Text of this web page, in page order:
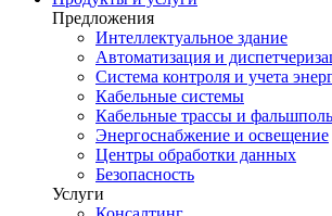
Предложения
Интеллектуальное здание
Автоматизация и
Система контроля и учета
Кабельные системы
Кабельные трассы и
Энергоснабжение и освещение
Центры обработки данных
Безопасность
Услуги